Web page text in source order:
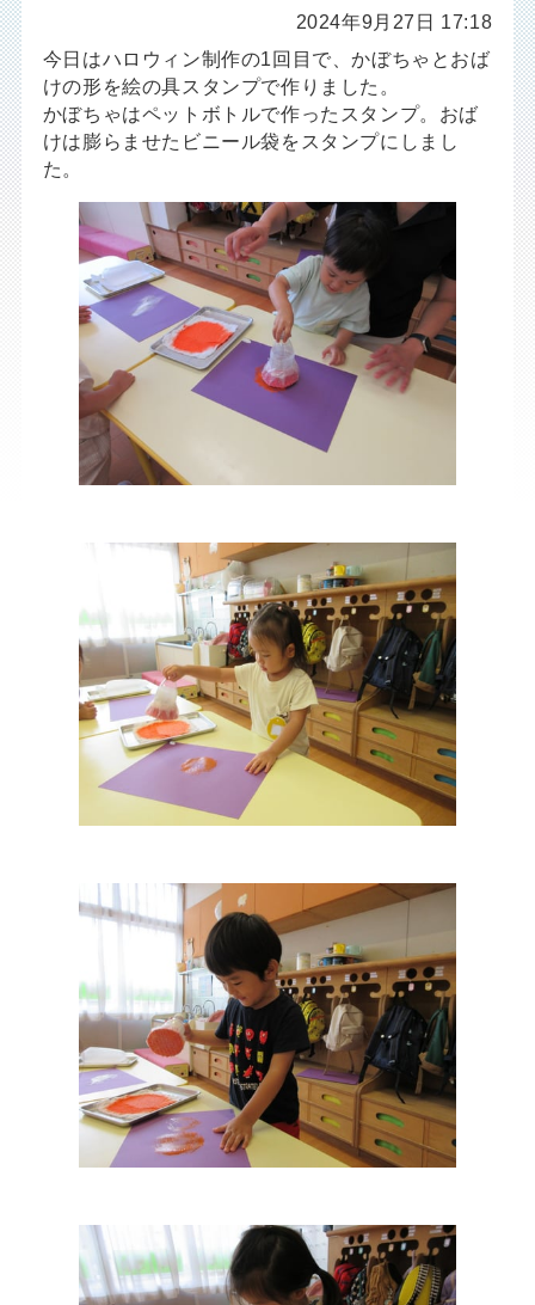
2024年9月27日 17:18
今日はハロウィン制作の1回目で、かぼちゃとおば
けの形を絵の具スタンプで作りました。
かぼちゃはペットボトルで作ったスタンプ。おば
けは膨らませたビニール袋をスタンプにしまし
た。